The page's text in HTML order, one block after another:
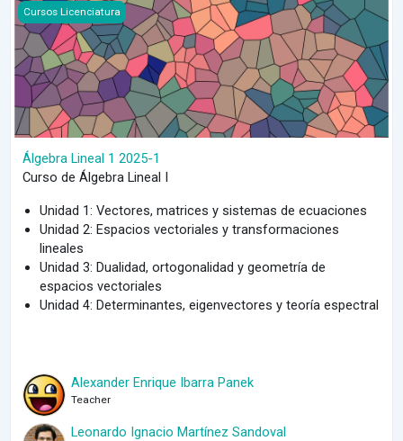
Course image Álgebra Lineal 1 2025-1
Cursos Licenciatura
Álgebra Lineal 1 2025-1
Curso de Álgebra Lineal I
Unidad 1: Vectores, matrices y sistemas de ecuaciones
Unidad 2: Espacios vectoriales y transformaciones
lineales
Unidad 3: Dualidad, ortogonalidad y geometría de
espacios vectoriales
Unidad 4: Determinantes, eigenvectores y teoría espectral
Alexander Enrique Ibarra Panek
Teacher
Leonardo Ignacio Martínez Sandoval